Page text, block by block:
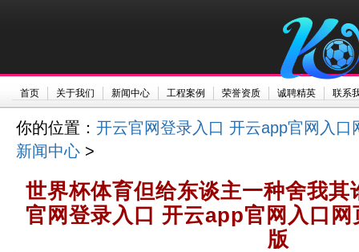
首页 关于我们 新闻中心 工程案例 荣誉资质 诚聘精英 联系
你的位置： 开云官网登录入口 开云app官网入口
新闻中心 >
世界杯体育但给东谈主一种舍我
官网登录入口 开云app官网入口
版